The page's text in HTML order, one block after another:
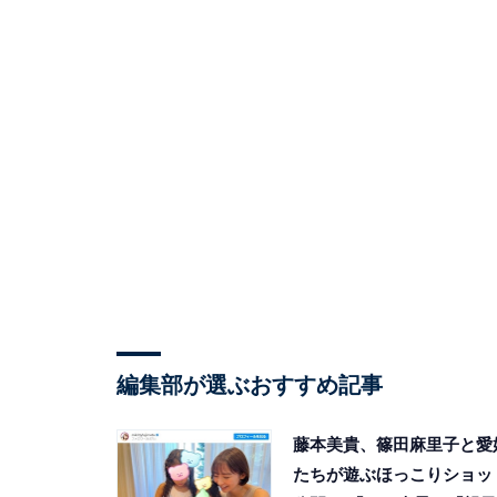
編集部が選ぶおすすめ記事
藤本美貴、篠田麻里子と愛
たちが遊ぶほっこりショッ